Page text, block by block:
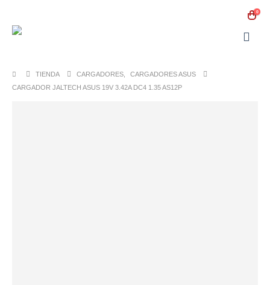
0
TIENDA CARGADORES
CARGADORES ASUS
CARGADOR JALTECH ASUS 19V 3.42A DC4 1.35 AS12P